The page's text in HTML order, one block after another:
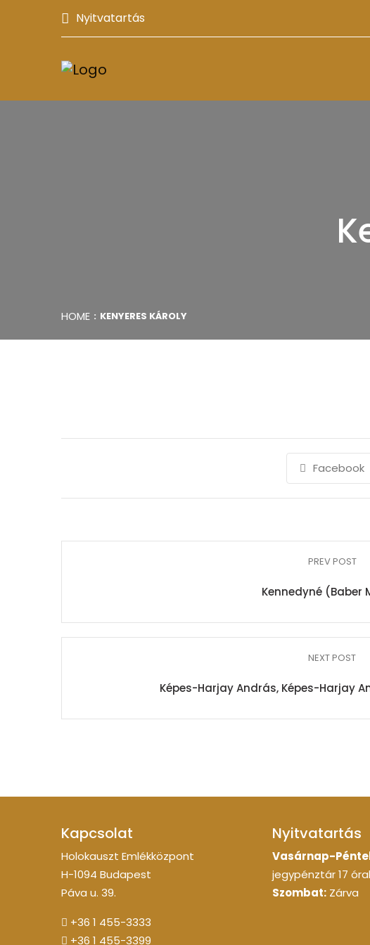
Nyitvatartás
HOME KENYERES KÁROLY
Facebook
PREV POST
Kennedyné (Baber
NEXT POST
Képes-Harjay András, Képes-Harjay
Kapcsolat
Holokauszt Emlékközpont
H-1094 Budapest
Páva u. 39.
+36 1 455-3333
+36 1 455-3399
Nyitvatartás
Vasárnap-
jegypénztár 17
Szombat: Zárva